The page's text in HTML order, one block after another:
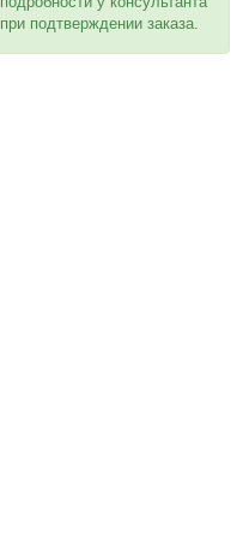
при подтверждении заказа.